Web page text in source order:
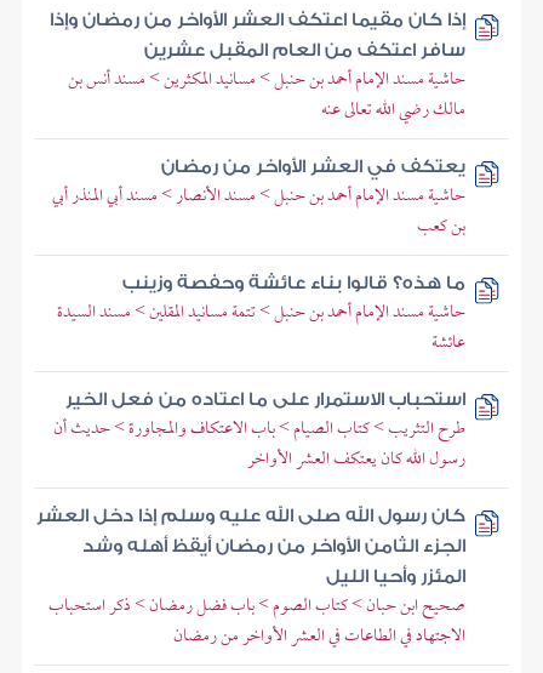
إذا كان مقيما اعتكف العشر الأواخر من رمضان وإذا
سافر اعتكف من العام المقبل عشرين
حاشية مسند الإمام أحمد بن حنبل > مسانيد المكثرين > مسند أنس بن
مالك رضي الله تعالى عنه
يعتكف في العشر الأواخر من رمضان
حاشية مسند الإمام أحمد بن حنبل > مسند الأنصار > مسند أبي المنذر أبي
بن كعب
ما هذه؟ قالوا بناء عائشة وحفصة وزينب
حاشية مسند الإمام أحمد بن حنبل > تتمة مسانيد المقلين > مسند السيدة
عائشة
استحباب الاستمرار على ما اعتاده من فعل الخير
طرح التثريب > كتاب الصيام > باب الاعتكاف والمجاورة > حديث أن
رسول الله كان يعتكف العشر الأواخر
كان رسول الله صلى الله عليه وسلم إذا دخل العشر
الجزء الثامن الأواخر من رمضان أيقظ أهله وشد
المئزر وأحيا الليل
صحيح ابن حبان > كتاب الصوم > باب فضل رمضان > ذكر استحباب
الاجتهاد في الطاعات في العشر الأواخر من رمضان